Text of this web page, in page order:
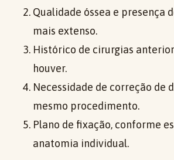
Qualidade óssea e presença
mais extenso.
Histórico de cirurgias
houver.
Necessidade de correção de
mesmo procedimento.
Plano de fixação, conforme
anatomia individual.